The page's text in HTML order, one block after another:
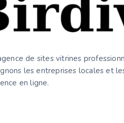
de sites vitrines
les entreprises locales et
en ligne.